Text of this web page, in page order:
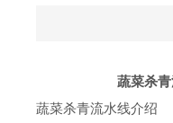
蔬菜杀
蔬菜杀青流水线介绍